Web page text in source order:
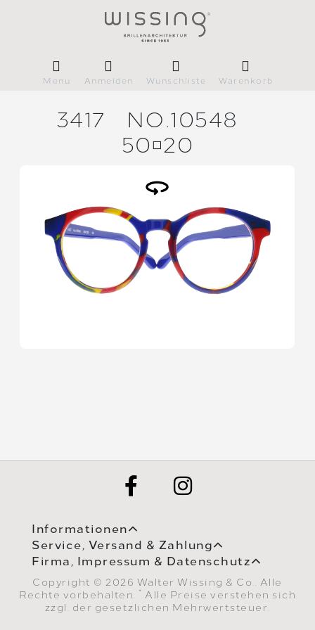
Menü Anmelden Wunschliste Warenkorb
3417
NO.10548
5020
Informationen
Service, Versand & Zahlung
Firma, Impressum & Datenschutz
Copyright © 2026 Walter Wissing & Co.. Alle
Rechte vorbehalten.
* Alle Preise verstehen sich
zzgl. der gesetzlichen Mehrwertsteuer.